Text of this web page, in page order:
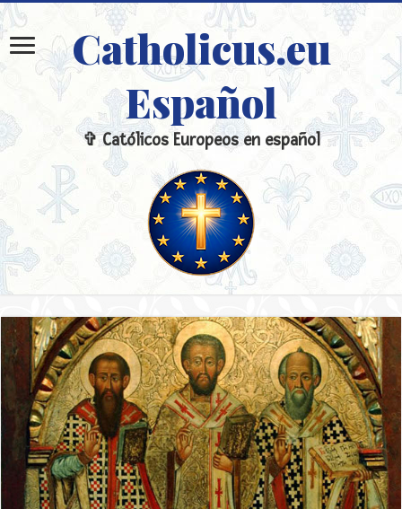
Catholicus.eu
Español
✞ Católicos Europeos en español